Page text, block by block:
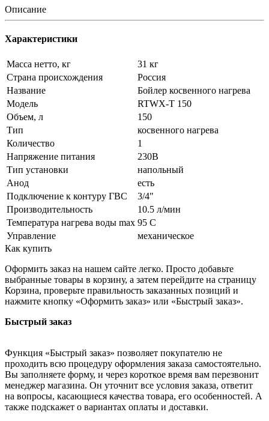
Описание
Характеристики
Масса нетто, кг
31 кг
Страна происхождения
Россия
Название
Бойлер косвенного нагрева
Модель
RTWX-T 150
Объем, л
150
Тип
косвенного нагрева
Количество
1
Напряжение питания
230В
Тип установки
напольный
Анод
есть
Подключение к контуру ГВС
3/4"
Производительность
10.5 л/мин
Температура нагрева воды max 95 С
Управление
механическое
Как купить
Оформить заказ на нашем сайте легко. Просто добавьте
выбранные товары в корзину, а затем перейдите на страницу
Корзина, проверьте правильность заказанных позиций и
нажмите кнопку «Оформить заказ» или «Быстрый заказ».
Быстрый заказ
Функция «Быстрый заказ» позволяет покупателю не
проходить всю процедуру оформления заказа самостоятельно.
Вы заполняете форму, и через короткое время вам перезвонит
менеджер магазина. Он уточнит все условия заказа, ответит
на вопросы, касающиеся качества товара, его особенностей. А
также подскажет о вариантах оплаты и доставки.